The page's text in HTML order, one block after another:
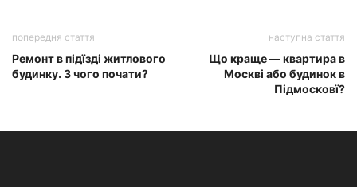
попередня стаття
Ремонт в підїзді житлового
будинку. З чого почати?
наступна стаття
Що краще — квартира в
Москві або будинок в
Підмосковї?